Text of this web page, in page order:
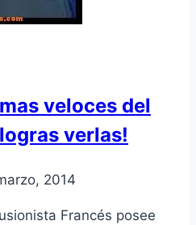
veloces del
verlas!
2014
Francés posee